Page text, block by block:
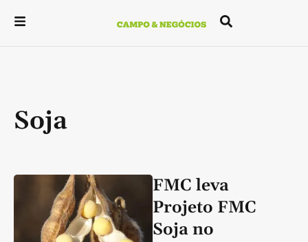
Soja
FMC leva
Projeto FMC
Soja no